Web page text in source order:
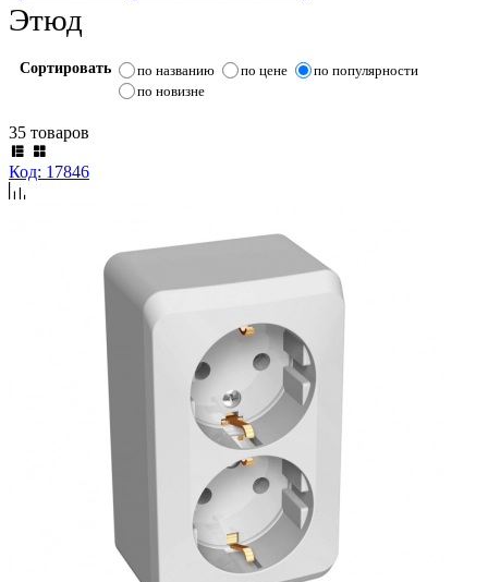
Этюд
Сортировать по названию по цене
по популярности
по новизне
35 товаров
Код: 17846